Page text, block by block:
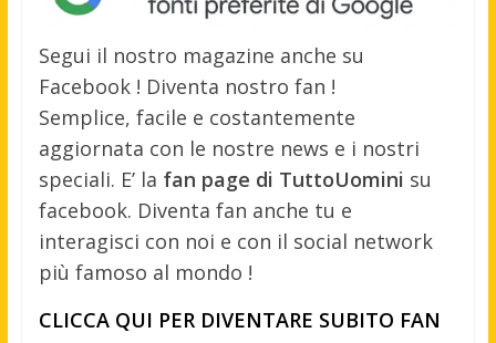
Segui il nostro magazine anche su
Facebook ! Diventa nostro fan !
Semplice, facile e costantemente
aggiornata con le nostre news e i nostri
speciali. E’ la fan page di TuttoUomini su
facebook. Diventa fan anche tu e
interagisci con noi e con il social network
più famoso al mondo !
CLICCA QUI PER DIVENTARE SUBITO FAN